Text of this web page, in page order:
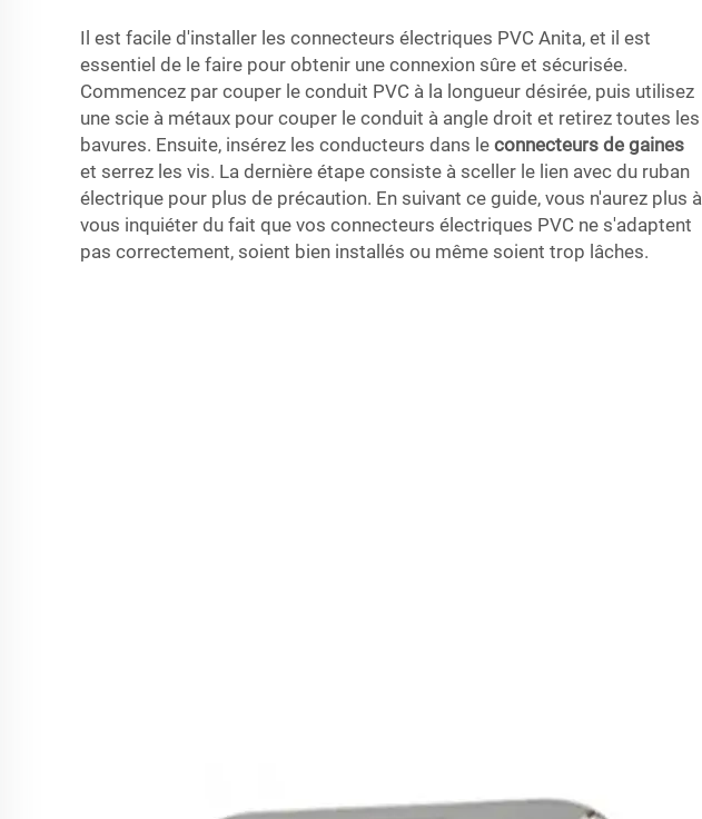
Il est facile d'installer les connecteurs électriques PVC Anita, et il est
essentiel de le faire pour obtenir une connexion sûre et sécurisée.
Commencez par couper le conduit PVC à la longueur désirée, puis utilisez
une scie à métaux pour couper le conduit à angle droit et retirez toutes les
bavures. Ensuite, insérez les conducteurs dans le connecteurs de gaines
et serrez les vis. La dernière étape consiste à sceller le lien avec du ruban
électrique pour plus de précaution. En suivant ce guide, vous n'aurez plus à
vous inquiéter du fait que vos connecteurs électriques PVC ne s'adaptent
pas correctement, soient bien installés ou même soient trop lâches.